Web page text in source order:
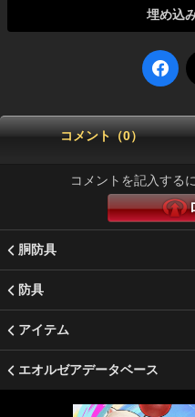
埋め込
コメント（0）
コメントを記入する
胴防具
防具
アイテム
エオルゼアデータベース